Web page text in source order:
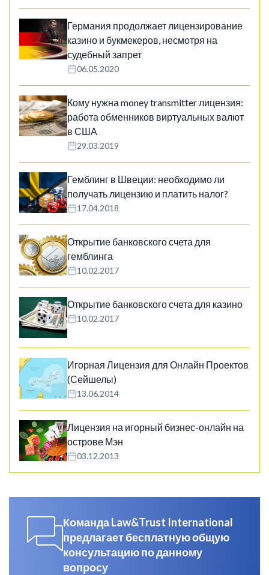
Германия продолжает лицензирование
казино и букмекеров, несмотря на
судебный запрет
06.05.2020
Кому нужна money transmitter лицензия:
работа обменников виртуальных валют
в США
29.03.2019
Гемблинг в Швеции: необходимо ли
получать лицензию и платить налог?
17.04.2018
Открытие банковского счета для
гемблинга
10.02.2017
Открытие банковского счета для казино
10.02.2017
Игорная Лицензия для Онлайн Проектов
(Сейшелы)
13.06.2014
Лицензия на игорный бизнес-онлайн на
острове Мэн
03.12.2013
Команда Law&Trust International
предлагает бесплатную общую
консультацию по данному
вопросу